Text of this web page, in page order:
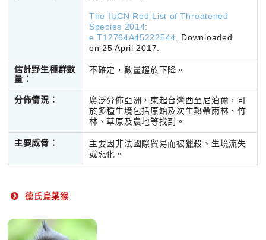
The IUCN Red List of Threatened
Species 2014:
e.T12764A45222544 . Downloaded
on 25 April 2017.
估計野生種群數
量：
不確定，數量趨於下降。
分佈情況：
廣泛分佈亞洲，東起台灣西至尼泊爾，可
於多種生境包括原始及次生熱帶雨林、竹
林、草原及農地等找到。
主要威脅：
主要因非法國際貿易而被獵殺、生境流失
或惡化。
德氏烏葉猴